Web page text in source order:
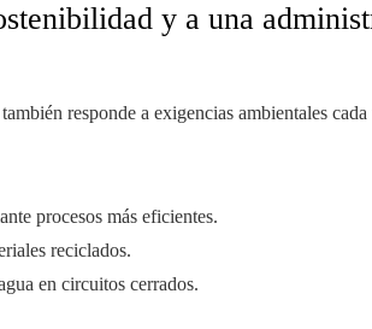
y a una
responde a exigencias ambientales
procesos más eficientes.
reciclados.
en circuitos cerrados.